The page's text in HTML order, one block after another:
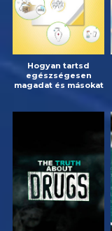
Hogyan tartsd
egészségesen
magadat és másokat